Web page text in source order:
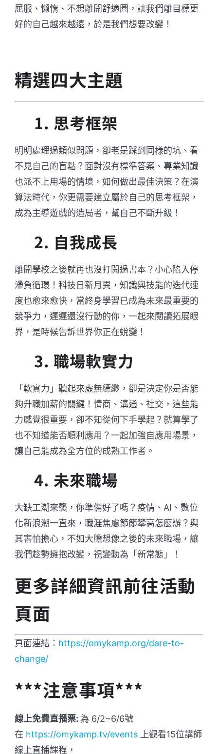
屈服、懶惰、不想離開舒適圈，讓我們離目標更
好的自己越來越遠，於是我們想要改變！
精選四大主題
1. 思考框架
明明處理過類似問題，卻老是踩到同樣的坑、看
不見自己的盲點？面對沒有標準答案、專業知識
也派不上用場的情境，如何做出最佳決策？在演
算法時代，你更需要建立屬於自己的思考框架，
成為主導遊戲的造局者，幫自己不斷升級！
2. 自我成長
離開學校之後就再也沒打開過書本？小心陷入停
滯負循環！科技日新月異，知識與技能的迭代速
度也愈來愈快，當終身學習已成為未來最重要的
競爭力，遲遲還沒行動的你，一起來閱讀拓展眼
界，是時候告訴世界你正在蛻變！
3. 職場軟實力
「軟實力」聽起來虛無縹緲，卻是決定你是否能
夠升職加薪的關鍵！情商、溝通、社交，這些能
力感覺很重要，卻不知從何下手學起？就算學了
也不知道能否順利應用？一起加強自應用場景，
讓自己能成為全方位的成熟工作者。
4. 未來職場
大缺工潮來襲，你準備好了嗎？疫情、AI、數位
化新浪潮一直來，職涯焦慮節節攀高怎麼辦？與
其害怕擔心，不如大膽想像之後的未來職場，讓
我們趁勢擁抱改變，視變動為「新常態」！
更多詳細資訊前往活動
頁面
頁面連結： https://omykamp.org/dare-to-
change/
***注意事項***
線上免費直播票: 為 6/2~6/6號
在 https://omykamp.tv/events 上觀看15位講師
線上直播課程，